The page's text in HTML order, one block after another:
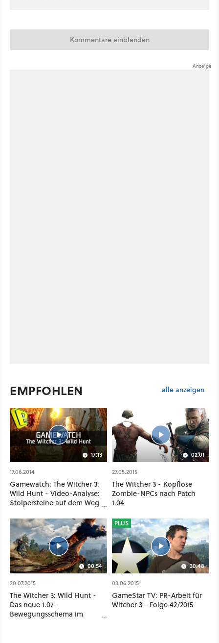
Kommentare einblenden
EMPFOHLEN alle anzeigen
17:13
17.06.2014
Gamewatch: The Witcher 3:
Wild Hunt - Video-Analyse:
Stolpersteine auf dem Weg
02:01
27.05.2015
The Witcher 3 - Kopflose
Zombie-NPCs nach Patch
1.04
00:54
20.07.2015
The Witcher 3: Wild Hunt -
Das neue 1.07-
Bewegungsschema im
30:48
PLUS
03.06.2015
GameStar TV: PR-Arbeit für
Witcher 3 - Folge 42/2015